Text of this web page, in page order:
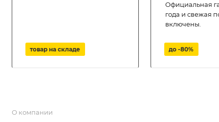
товар на складе
Официальная
года и свежая
включены.
до -80%
О компании